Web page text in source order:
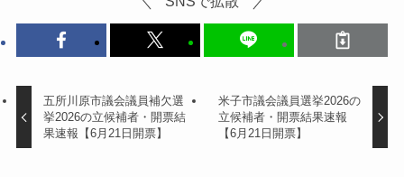
五所川原市議会議員補欠選
挙2026の立候補者・開票結
果速報【6月21日開票】
米子市議会議員選挙2026の
立候補者・開票結果速報
【6月21日開票】